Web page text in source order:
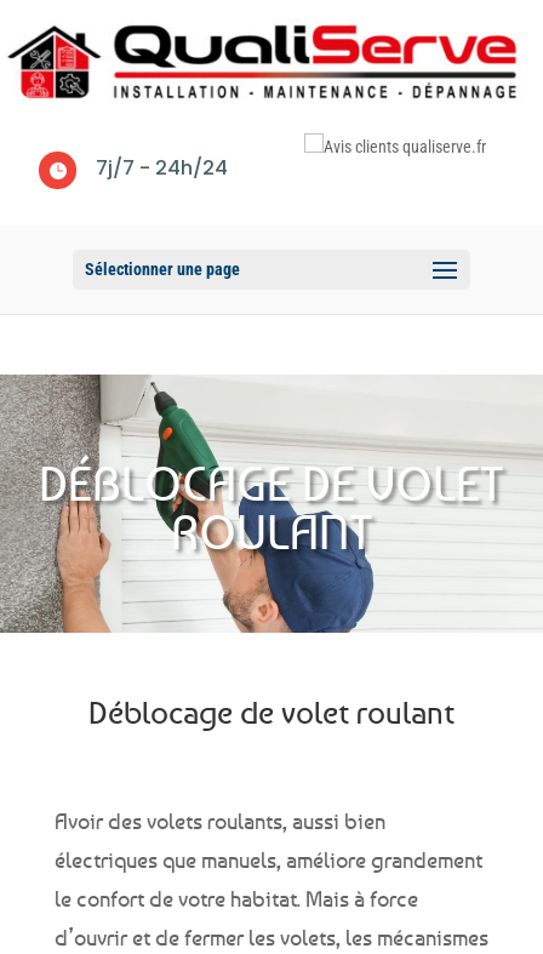
 7j/7 - 24h/24
Sélectionner une page
DÉBLOCAGE DE VOLET
ROULANT
Déblocage de volet roulant
Avoir des volets roulants, aussi bien
électriques que manuels, améliore grandement
le confort de votre habitat. Mais à force
d’ouvrir et de fermer les volets, les mécanismes